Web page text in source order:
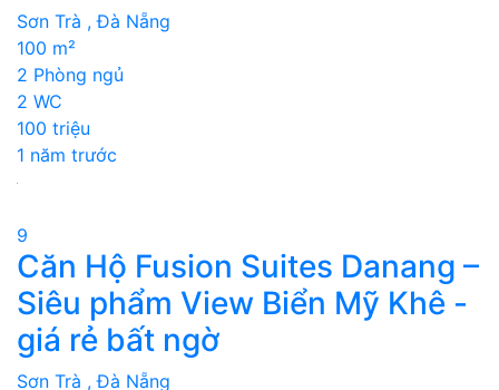
Sơn Trà , Đà Nẵng
100 m²
2 Phòng ngủ
2 WC
100 triệu
1 năm trước
9
Căn Hộ Fusion Suites Danang –
Siêu phẩm View Biển Mỹ Khê -
giá rẻ bất ngờ
Sơn Trà , Đà Nẵng